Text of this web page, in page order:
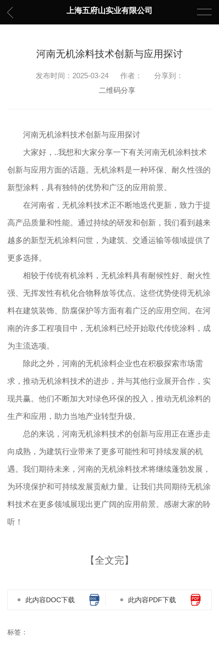
上海五府山实业有限公司
河南无机涂料技术创新与应用探讨
发布时间：2025-03-24 作者：
分享到：
二维码分享
河南无机涂料技术创新与应用探讨
大家好，..我想和大家分享一下有关河南无机涂料技术
创新与应用方面的话题。无机涂料是一种环保、耐久性强的
新型涂料，具有独特的优势和广泛的应用前景。
在河南省，无机涂料技术正不断地迭代更新，致力于提
高产品质量和性能。通过持续的研发和创新，我们看到越来
越多的新型无机涂料问世，为建筑、交通运输等领域提供了
更多选择。
相较于传统有机涂料，无机涂料具有耐候性好、耐火性
强、无挥发性有机化合物释放等优点。这些优势使得无机涂
料在建筑装饰、防腐保护等方面有着广泛的应用空间。在河
南的许多工程项目中，无机涂料已经开始取代传统涂料，成
为主流选项。
除此之外，河南的无机涂料企业也在积极探索市场需
求，推动无机涂料技术的进步，并与其他行业展开合作，实
现共赢。他们不断加大对绿色环保的投入，推动无机涂料的
生产和应用，助力当地产业转型升级。
总的来说，河南无机涂料技术的创新与应用正在逐步走
向成熟，为建筑行业带来了更多可能性和可持续发展的机
遇。我们期待未来，河南的无机涂料技术将继续蓬勃发展，
为环境保护和可持续发展贡献力量。让我们共同期待无机涂
料技术在更多领域展现出更广阔的应用前景。感谢大家的聆
听！
【全文完】
此内容DOC下载 此内容PDF下载
标签：